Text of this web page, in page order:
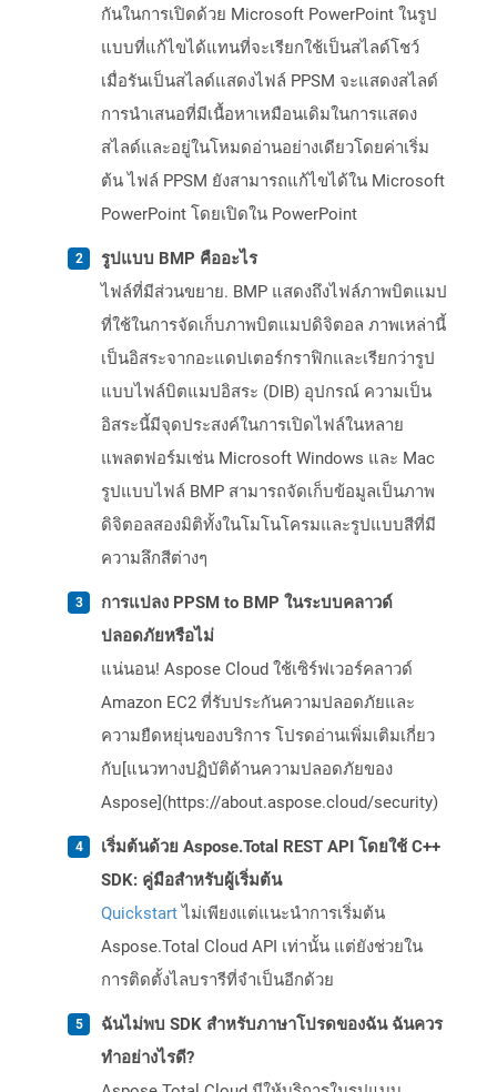
กันในการเปิดด้วย Microsoft PowerPoint ในรูป
แบบที่แก้ไขได้แทนที่จะเรียกใช้เป็นสไลด์โชว์
เมื่อรันเป็นสไลด์แสดงไฟล์ PPSM จะแสดงสไลด์
การนำเสนอที่มีเนื้อหาเหมือนเดิมในการแสดง
สไลด์และอยู่ในโหมดอ่านอย่างเดียวโดยค่าเริ่ม
ต้น ไฟล์ PPSM ยังสามารถแก้ไขได้ใน Microsoft
PowerPoint โดยเปิดใน PowerPoint
รูปแบบ BMP คืออะไร
ไฟล์ที่มีส่วนขยาย. BMP แสดงถึงไฟล์ภาพบิตแมป
ที่ใช้ในการจัดเก็บภาพบิตแมปดิจิตอล ภาพเหล่านี้
เป็นอิสระจากอะแดปเตอร์กราฟิกและเรียกว่ารูป
แบบไฟล์บิตแมปอิสระ (DIB) อุปกรณ์ ความเป็น
อิสระนี้มีจุดประสงค์ในการเปิดไฟล์ในหลาย
แพลตฟอร์มเช่น Microsoft Windows และ Mac
รูปแบบไฟล์ BMP สามารถจัดเก็บข้อมูลเป็นภาพ
ดิจิตอลสองมิติทั้งในโมโนโครมและรูปแบบสีที่มี
ความลึกสีต่างๆ
การแปลง PPSM to BMP ในระบบคลาวด์
ปลอดภัยหรือไม่
แน่นอน! Aspose Cloud ใช้เซิร์ฟเวอร์คลาวด์
Amazon EC2 ที่รับประกันความปลอดภัยและ
ความยืดหยุ่นของบริการ โปรดอ่านเพิ่มเติมเกี่ยว
กับ[แนวทางปฏิบัติด้านความปลอดภัยของ
Aspose](https://about.aspose.cloud/security)
เริ่มต้นด้วย Aspose.Total REST API โดยใช้ C++
SDK: คู่มือสำหรับผู้เริ่มต้น
Quickstartไม่เพียงแต่แนะนำการเริ่มต้น
Aspose.Total Cloud API เท่านั้น แต่ยังช่วยใน
การติดตั้งไลบรารีที่จำเป็นอีกด้วย
ฉันไม่พบ SDK สำหรับภาษาโปรดของฉัน ฉันควร
ทำอย่างไรดี?